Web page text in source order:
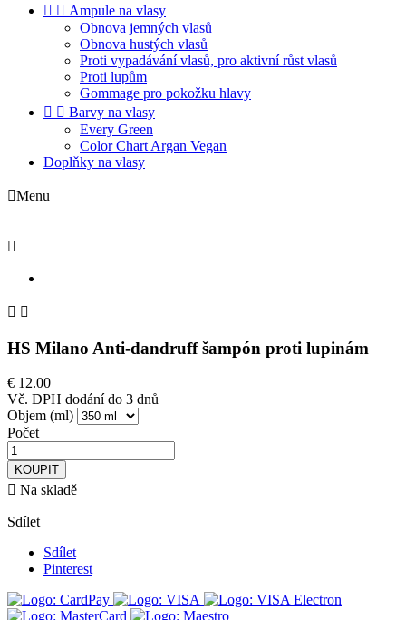
  Ampule na vlasy
Obnova jemných vlasů
Obnova hustých vlasů
Proti vypadávání vlasů, pro aktivní růst vlasů
Proti lupům
Gommage pro pokožku hlavy
  Barvy na vlasy
Every Green
Color Chart Argan Vegan
Doplňky na vlasy
Menu

 
HS Milano Anti-dandruff šampón proti lupinám
€ 12.00
Vč. DPH dodání do 3 dnů
Objem (ml)
Počet
KOUPIT
 Na skladě
Sdílet
Sdílet
Pinterest